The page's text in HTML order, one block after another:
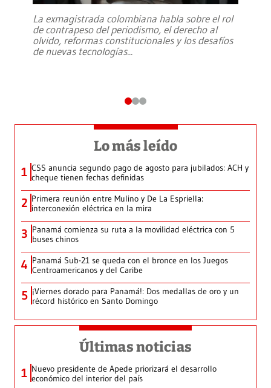
La exmagistrada colombiana habla sobre el rol
de contrapeso del periodismo, el derecho al
olvido, reformas constitucionales y los desafíos
de nuevas tecnologías...
Lo más leído
1 CSS anuncia segundo pago de agosto para jubilados: ACH y
cheque tienen fechas definidas
2 Primera reunión entre Mulino y De La Espriella:
interconexión eléctrica en la mira
3 Panamá comienza su ruta a la movilidad eléctrica con 5
buses chinos
4 Panamá Sub-21 se queda con el bronce en los Juegos
Centroamericanos y del Caribe
5 ¡Viernes dorado para Panamá!: Dos medallas de oro y un
récord histórico en Santo Domingo
Últimas noticias
1 Nuevo presidente de Apede priorizará el desarrollo
económico del interior del país